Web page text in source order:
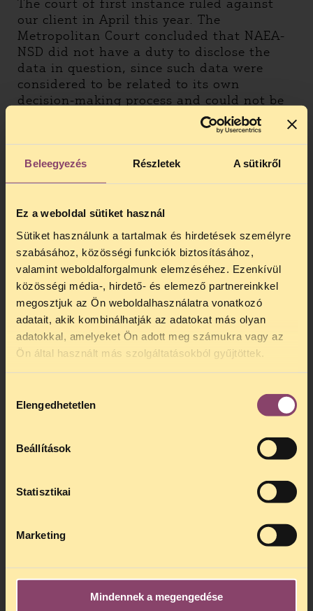
Beleegyezés Részletek A sütikről
Ez a weboldal sütiket használ
Sütiket használunk a tartalmak és hirdetések személyre
szabásához, közösségi funkciók biztosításához,
valamint weboldalforgalmunk elemzéséhez. Ezenkívül
közösségi média-, hirdető- és elemező partnereinkkel
megosztjuk az Ön weboldalhasználatra vonatkozó
adatait, akik kombinálhatják az adatokat más olyan
adatokkal, amelyeket Ön adott meg számukra vagy az
Ön által használt más szolgáltatásokból gyűjtöttek.
kiválasztása
Elengedhetetlen
Beállítások
Statisztikai
Marketing
Mindennek a megengedése
The court of first instance ruled against
our client in April this year. The
Metropolitan Court concluded that NAEA-
NSD did not have a duty to disclose the
data in question, since such data were
considered to be related to its own
decision-making process and could not be
deemed as data of public interest.
Plaintiffs, i.e the civil organizations
Energie Club, HCLU, Védegylet, Greenpeace,
Metropolitan Court. Appellants demanded
of the petition for authorizing the
reactivation of the 2nd unit of the Paks
Nuclear Plant constituted data of public
interest, and that NAEA-NSD be obligated
by the court to disclose such data.
The first hearing on appeal will take place:
September 8, 2005, Thursday 12.30.pm
Metropolitan Appellate Court (Fekete Sas